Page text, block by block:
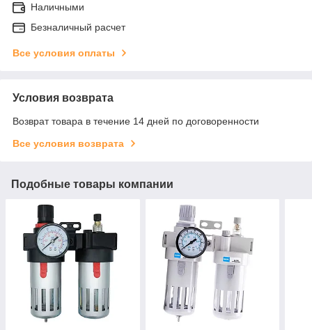
Наличными
Безналичный расчет
Все условия оплаты
Условия возврата
Возврат товара в течение 14 дней по договоренности
Все условия возврата
Подобные товары компании